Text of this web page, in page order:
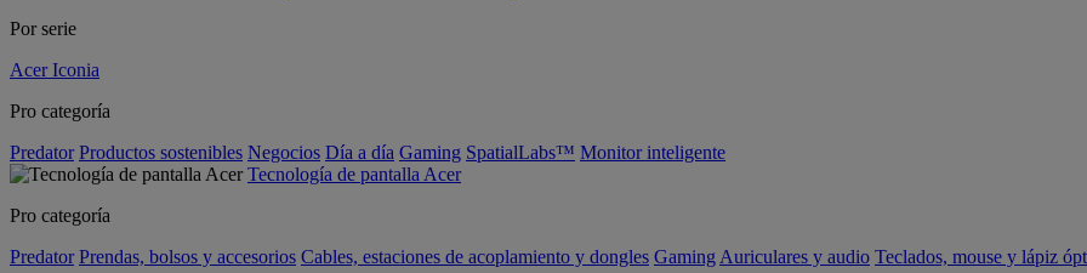
Por serie
Acer Iconia
Pro categoría
Predator Productos sostenibles Negocios Día a día Gaming SpatialLabs™ Monitor inteligente
Tecnología de pantalla Acer
Pro categoría
Predator Prendas, bolsos y accesorios Cables, estaciones de acoplamiento y dongles Gaming Auriculares y audio Teclados, mouse y lápiz